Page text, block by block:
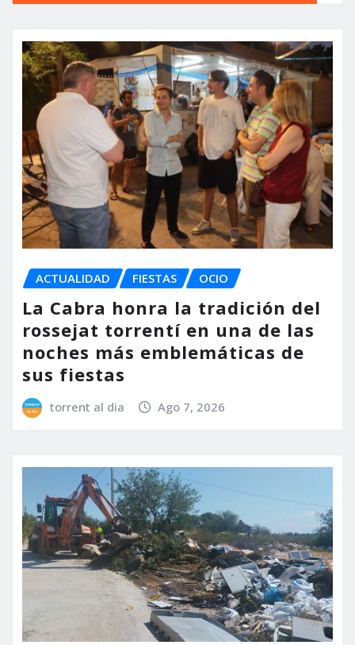
ACTUALIDAD FIESTAS OCIO
La Cabra honra la tradición del
rossejat torrentí en una de las
noches más emblemáticas de
sus fiestas
torrent al dia Ago 7, 2026